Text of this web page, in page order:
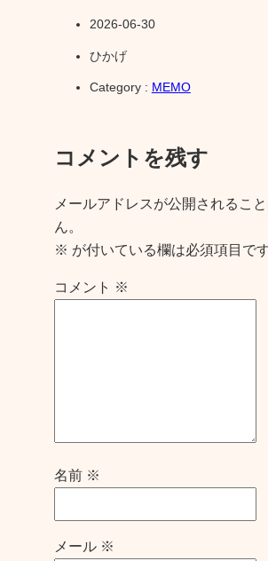
2026-06-30
ひかげ
Category : MEMO
コメントを残す
メールアドレスが公開されるこ
ん。
※ が付いている欄は必須項目で
コメント ※
名前 ※
メール ※